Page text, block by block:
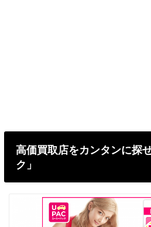
高価買取店をカンタンに探
ク」